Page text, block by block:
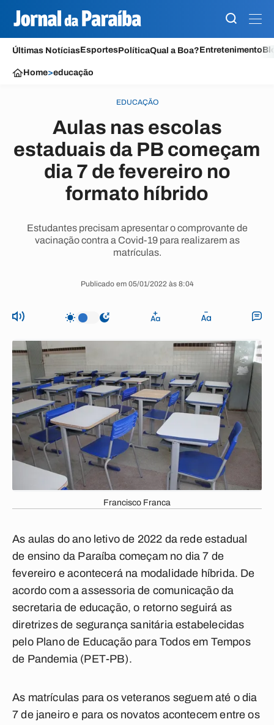
Últimas NotíciasEsportesPolíticaQual a Boa?Entretenimento
Home>educação
EDUCAÇÃO
Aulas nas escolas
estaduais da PB começam
dia 7 de fevereiro no
formato híbrido
Estudantes precisam apresentar o comprovante de
vacinação contra a Covid-19 para realizarem as
matrículas.
Publicado em 05/01/2022 às 8:04
Francisco Franca
As aulas do ano letivo de 2022 da rede estadual
de ensino da Paraíba começam no dia 7 de
fevereiro e acontecerá na modalidade híbrida. De
acordo com a assessoria de comunicação da
secretaria de educação, o retorno seguirá as
diretrizes de segurança sanitária estabelecidas
pelo Plano de Educação para Todos em Tempos
de Pandemia (PET-PB).
As matrículas para os veteranos seguem até o dia
7 de janeiro e para os novatos acontecem entre os